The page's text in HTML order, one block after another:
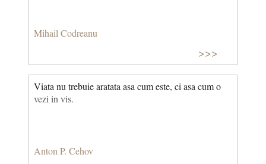
Mihail Codreanu
>>>
Viata nu trebuie aratata asa cum este, ci asa cum o
vezi in vis.
Anton P. Cehov